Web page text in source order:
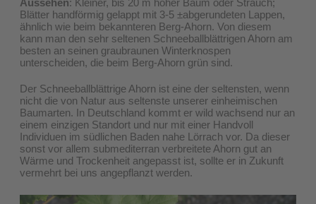
Blätter handförmig gelappt mit 3-5 ±abgerundeten Lappen,
ähnlich wie beim bekannteren Berg-Ahorn. Von diesem
kann man den sehr seltenen Schneeballblättrigen Ahorn am
besten an seinen graubraunen Winterknospen
unterscheiden, die beim Berg-Ahorn grün sind.
Der Schneeballblättrige Ahorn ist eine der seltensten, wenn
nicht die von Natur aus seltenste unserer einheimischen
Baumarten. In Deutschland kommt er wild wachsend nur an
einem einzigen Standort und nur mit einer Handvoll
Individuen im südlichen Baden nahe Lörrach vor. Da dieser
sonst vor allem submediterran verbreitete Ahorn gut an
Wärme und Trockenheit angepasst ist, sollte er in Zukunft
vermehrt bei uns angepflanzt werden.